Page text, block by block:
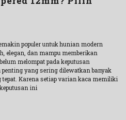
populer untuk hunian modern
elegan, dan mampu memberikan
melompat pada keputusan
yang sering dilewatkan banyak
Karena setiap varian kaca memiliki
ini